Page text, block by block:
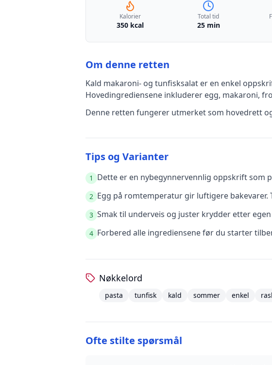
Kalorier
350 kcal
Total tid
25 min
Om denne retten
Kald makaroni- og tunfisksalat er en enkel
Hovedingrediensene inkluderer egg, makaroni,
Denne retten fungerer utmerket som hovedrett
Tips og Varianter
1 Dette er en nybegynnervennlig oppskrift som
2 Egg på romtemperatur gir luftigere
3 Smak til underveis og juster krydder etter
4 Forbered alle ingrediensene før du starter
Nøkkelord
pasta tunfisk kald sommer enkel
Ofte stilte spørsmål